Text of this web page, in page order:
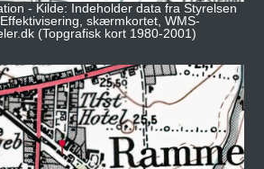
- Kilde: Indeholder data fra Styrelsen
skærmkortet, WMS-
(Topgrafisk kort 1980-2001)